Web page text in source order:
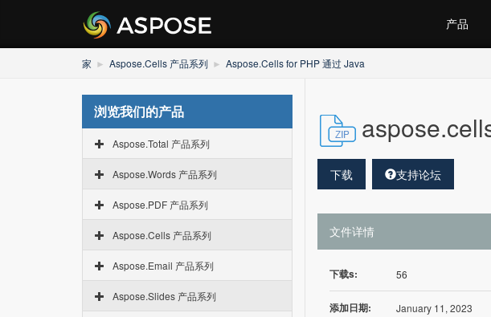
产品
家 Aspose.Cells 产品系列 Aspose.Cells for PHP 通过 Java
浏览我们的产品
Aspose.Total 产品系列
Aspose.Words 产品系列
Aspose.PDF 产品系列
Aspose.Cells 产品系列
Aspose.Email 产品系列
Aspose.Slides 产品系列
下载 支持论坛
文件详情
下载s: 56
添加日期: January 11, 2023